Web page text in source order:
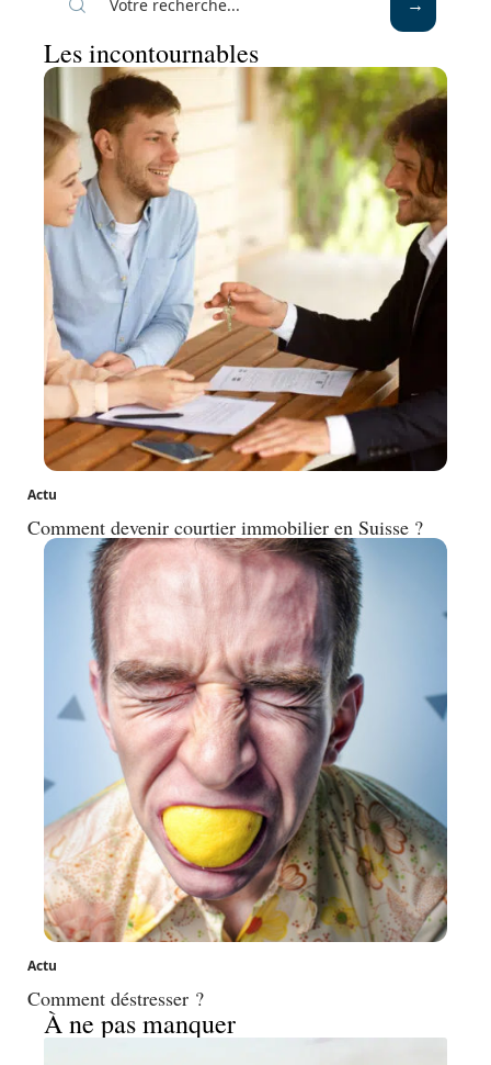
Les incontournables
Actu
Comment devenir courtier immobilier en Suisse ?
Actu
Comment déstresser ?
À ne pas manquer